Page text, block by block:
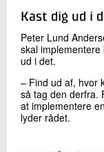
Kast dig ud i
Peter Lund
skal
ud i det.
– Find ud af, hvor
så tag den derfra.
at implementere
lyder rådet.